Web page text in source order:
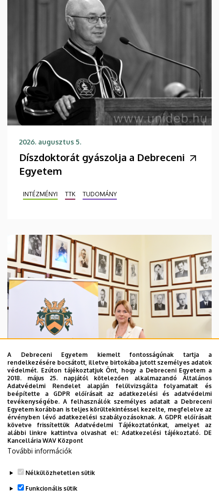
2026. augusztus 5.
Díszdoktorát gyászolja a Debreceni
Egyetem
INTÉZMÉNYI TTK TUDOMÁNY
2026. augusztus 5.
Hagyományőrzés és innováció a
Bölcsészettudományi Karon
BÖLCSÉSZETTUDOMÁNY
A Debreceni Egyetem kiemelt fontosságúnak tartja a
rendelkezésére bocsátott, illetve birtokába jutott személyes adatok
védelmét. Ezúton tájékoztatjuk Önt, hogy a Debreceni Egyetem a
2018. május 25. napjától kötelezően alkalmazandó Általános
Adatvédelmi Rendelet alapján felülvizsgálta folyamatait és
beépítette a GDPR előírásait az adatkezelési és adatvédelmi
tevékenységébe. A felhasználók személyes adatait a Debreceni
Egyetem korábban is teljes körültekintéssel kezelte, megfelelve az
érvényben lévő adatkezelési szabályozásoknak. A GDPR előírásait
követve frissítettük Adatvédelmi Tájékoztatónkat, amelyet az
alábbi linkre kattintva olvashat el:Adatkezelési tájékoztató. DE
Kancellária WAV Központ
További információk
Nélkülözhetetlen sütik
Funkcionális sütik